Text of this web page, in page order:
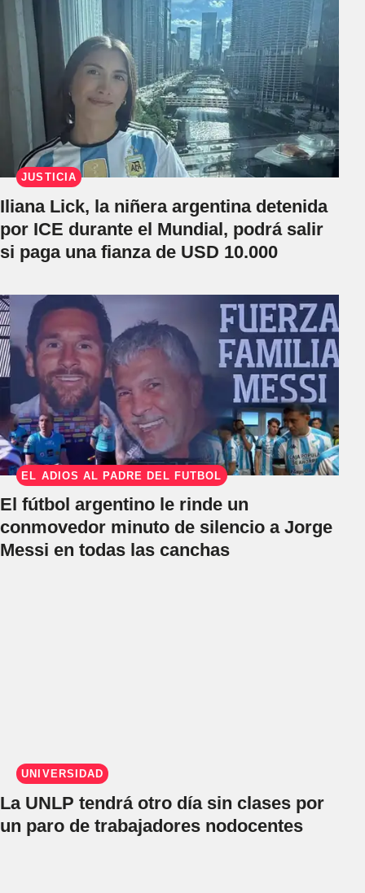
JUSTICIA
Iliana Lick, la niñera argentina detenida
por ICE durante el Mundial, podrá salir
si paga una fianza de USD 10.000
EL ADIÓS AL PADRE DEL FÚTBOL
El fútbol argentino le rinde un
conmovedor minuto de silencio a Jorge
Messi en todas las canchas
UNIVERSIDAD
La UNLP tendrá otro día sin clases por
un paro de trabajadores nodocentes